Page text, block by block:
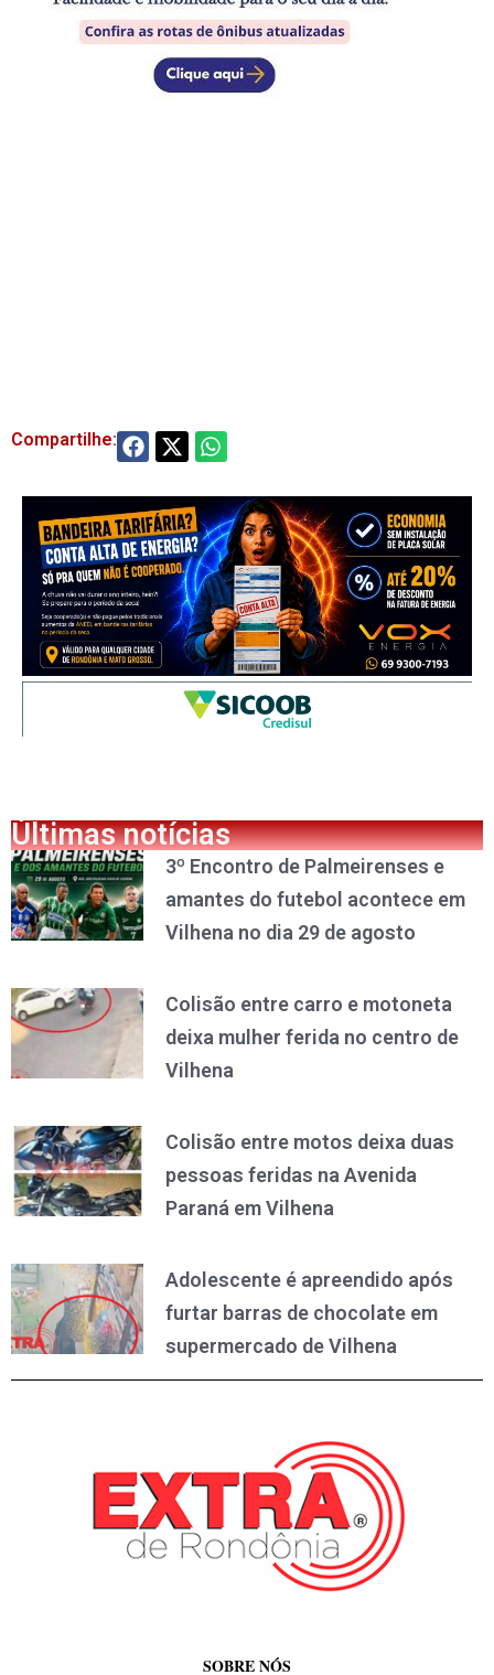
Compartilhe:
Últimas notícias
3º Encontro de Palmeirenses e
amantes do futebol acontece em
Vilhena no dia 29 de agosto
Colisão entre carro e motoneta
deixa mulher ferida no centro de
Vilhena
Colisão entre motos deixa duas
pessoas feridas na Avenida
Paraná em Vilhena
Adolescente é apreendido após
furtar barras de chocolate em
supermercado de Vilhena
SOBRE NÓS